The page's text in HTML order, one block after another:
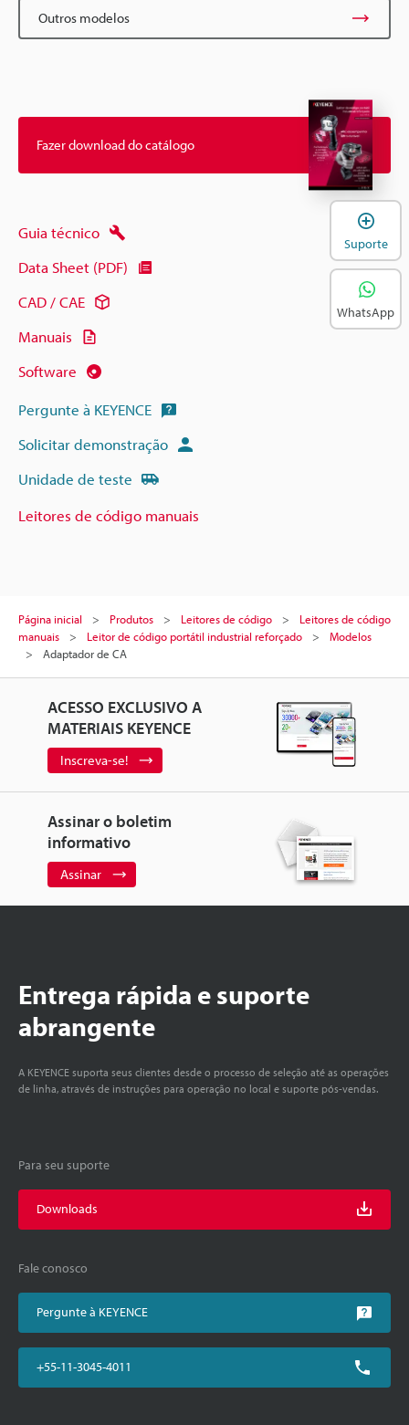
Outros modelos
Fazer download do catálogo
Guia técnico
Data Sheet (PDF)
CAD / CAE
Manuais
Software
Pergunte à KEYENCE
Solicitar demonstração
Unidade de teste
Leitores de código manuais
Página inicial Produtos Leitores de código
Leitores de código
manuais
Leitor de código portátil industrial reforçado
Modelos
Adaptador de CA
ACESSO EXCLUSIVO A
MATERIAIS KEYENCE
Inscreva-se!
Assinar o boletim
informativo
Assinar
Entrega rápida e suporte
abrangente
A KEYENCE suporta seus clientes desde o processo de seleção até as operações
de linha, através de instruções para operação no local e suporte pós-vendas.
Para seu suporte
Downloads
Fale conosco
Pergunte à KEYENCE
+55-11-3045-4011
Suporte
WhatsApp